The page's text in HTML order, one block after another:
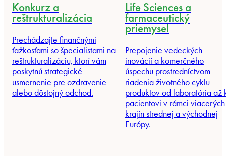
Konkurz a
reštrukturalizácia
Prechádzajte finančnými
ťažkosťami so špecialistami na
reštrukturalizáciu, ktorí vám
poskytnú strategické
usmernenie pre ozdravenie
alebo dôstojný odchod.
Life Sciences a
farmaceutický
priemysel
Prepojenie vedeckých
inovácií a komerčného
úspechu prostredníctvom
riadenia životného cyklu
produktov od laboratória až
pacientovi v rámci viacerých
krajín strednej a východnej
Európy.